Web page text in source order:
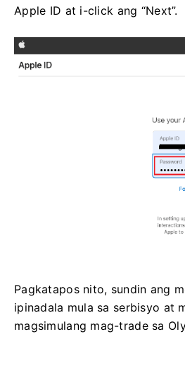
Apple ID at i-click ang “Next”.
Pagkatapos nito, sundin ang
ipinadala mula sa serbisyo at
magsimulang mag-trade sa